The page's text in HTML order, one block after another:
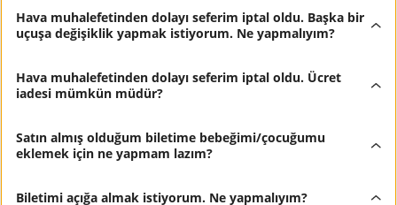
Hava muhalefetinden dolayı seferim iptal oldu. Başka bir
uçuşa değişiklik yapmak istiyorum. Ne yapmalıyım?
Hava muhalefetinden dolayı seferim iptal oldu. Ücret
iadesi mümkün müdür?
Satın almış olduğum biletime bebeğimi/çocuğumu
eklemek için ne yapmam lazım?
Biletimi açığa almak istiyorum. Ne yapmalıyım?